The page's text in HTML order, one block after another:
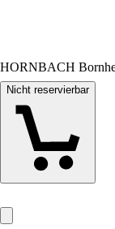
HORNBACH
Nicht reservierbar